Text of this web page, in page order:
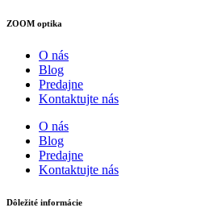
ZOOM optika
O nás
Blog
Predajne
Kontaktujte nás
O nás
Blog
Predajne
Kontaktujte nás
Dôležité informácie